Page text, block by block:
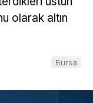
olarak altın
Bursa